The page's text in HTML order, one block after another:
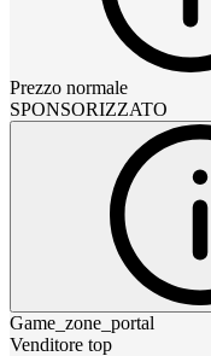
Prezzo normale
SPONSORIZZATO
Game_zone_portal
Venditore top